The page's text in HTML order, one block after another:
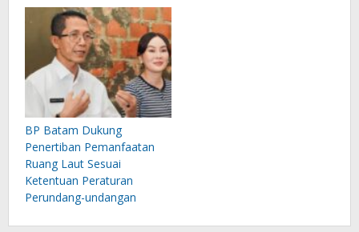
BP Batam Dukung
Penertiban Pemanfaatan
Ruang Laut Sesuai
Ketentuan Peraturan
Perundang-undangan